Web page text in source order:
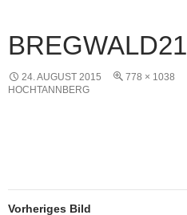
BREGWALD21
24. AUGUST 2015 778 × 1038
HOCHTANNBERG
Vorheriges Bild